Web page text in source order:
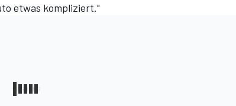
etwas kompliziert."